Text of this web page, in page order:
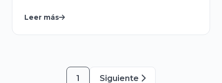
Leer más
1 Siguiente